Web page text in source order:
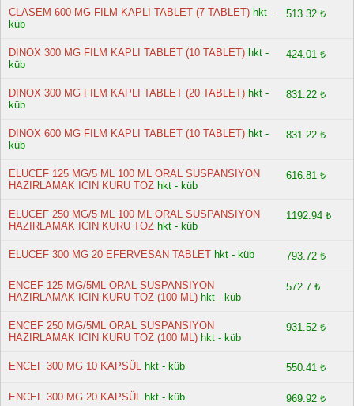
CLASEM 600 MG FILM KAPLI TABLET (7 TABLET) hkt -
küb
513.32 ₺
DINOX 300 MG FILM KAPLI TABLET (10 TABLET) hkt -
küb
424.01 ₺
DINOX 300 MG FILM KAPLI TABLET (20 TABLET) hkt -
küb
831.22 ₺
DINOX 600 MG FILM KAPLI TABLET (10 TABLET) hkt -
küb
831.22 ₺
ELUCEF 125 MG/5 ML 100 ML ORAL SUSPANSIYON
HAZIRLAMAK ICIN KURU TOZ hkt - küb
616.81 ₺
ELUCEF 250 MG/5 ML 100 ML ORAL SUSPANSIYON
HAZIRLAMAK ICIN KURU TOZ hkt - küb
1192.94 ₺
ELUCEF 300 MG 20 EFERVESAN TABLET hkt - küb 793.72 ₺
ENCEF 125 MG/5ML ORAL SUSPANSIYON
HAZIRLAMAK ICIN KURU TOZ (100 ML) hkt - küb
572.7 ₺
ENCEF 250 MG/5ML ORAL SUSPANSIYON
HAZIRLAMAK ICIN KURU TOZ (100 ML) hkt - küb
931.52 ₺
ENCEF 300 MG 10 KAPSÜL hkt - küb 550.41 ₺
ENCEF 300 MG 20 KAPSÜL hkt - küb 969.92 ₺